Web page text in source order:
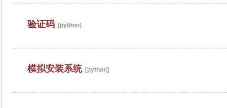
验证码 [python]
模拟安装系统[python]